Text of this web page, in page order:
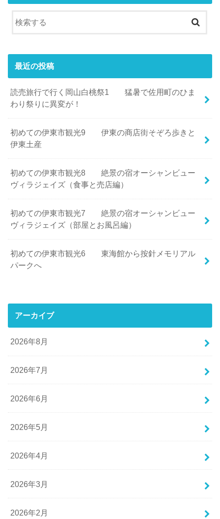
最近の投稿
読売旅行で行く岡山白桃祭1 猛暑で佐用町のひま
わり祭りに異変が！
初めての伊東市観光9 伊東の商店街そぞろ歩きと
伊東土産
初めての伊東市観光8 絶景の宿オーシャンビュー
ヴィラジェイズ（食事と売店編）
初めての伊東市観光7 絶景の宿オーシャンビュー
ヴィラジェイズ（部屋とお風呂編）
初めての伊東市観光6 東海館から按針メモリアル
パークへ
アーカイブ
2026年8月
2026年7月
2026年6月
2026年5月
2026年4月
2026年3月
2026年2月